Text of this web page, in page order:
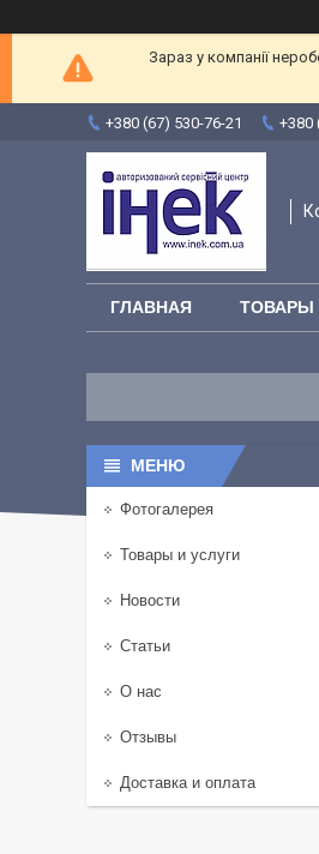
Зараз у компанії
+380 (67) 530-76-21 +380
ГЛАВНАЯ ТОВАРЫ
Фотогалерея
Товары и услуги
Новости
Статьи
О нас
Отзывы
Доставка и оплата